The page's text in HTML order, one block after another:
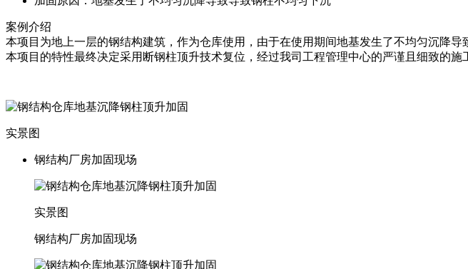
案例介绍
本项目为地上一层的钢结构建筑，作为仓库使用，由于在使用期间地基发生了不均匀沉降
本项目的特性最终决定采用断钢柱顶升技术复位，经过我司工程管理中心的严谨且细致的
实景图
钢结构厂房加固现场
实景图
钢结构厂房加固现场